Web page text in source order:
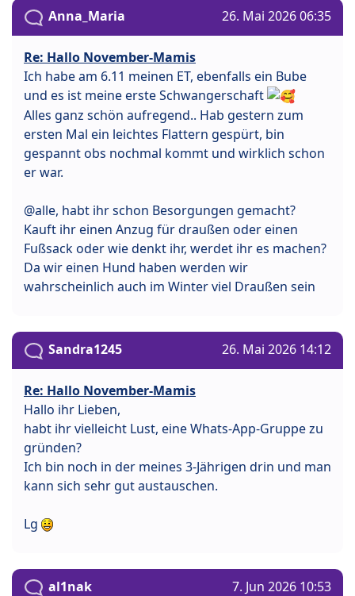
Anna_Maria 26. Mai 2026 06:35
Re: Hallo November-Mamis
Ich habe am 6.11 meinen ET, ebenfalls ein Bube
und es ist meine erste Schwangerschaft
Alles ganz schön aufregend.. Hab gestern zum
ersten Mal ein leichtes Flattern gespürt, bin
gespannt obs nochmal kommt und wirklich schon
er war.
@alle, habt ihr schon Besorgungen gemacht?
Kauft ihr einen Anzug für draußen oder einen
Fußsack oder wie denkt ihr, werdet ihr es machen?
Da wir einen Hund haben werden wir
wahrscheinlich auch im Winter viel Draußen sein
Sandra1245 26. Mai 2026 14:12
Re: Hallo November-Mamis
Hallo ihr Lieben,
habt ihr vielleicht Lust, eine Whats-App-Gruppe zu
gründen?
Ich bin noch in der meines 3-Jährigen drin und man
kann sich sehr gut austauschen.
Lg
al1nak 7. Jun 2026 10:53